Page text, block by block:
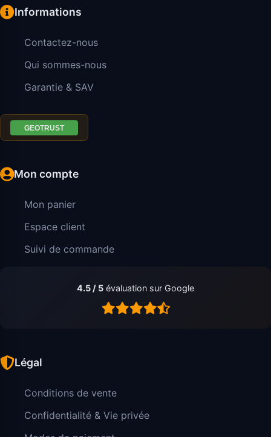
Informations
Contactez-nous
Qui sommes-nous
Garantie & SAV
Mon compte
Mon panier
Espace client
Suivi de commande
4.5 / 5 évaluation sur Google
Légal
Conditions de vente
Confidentialité & Vie privée